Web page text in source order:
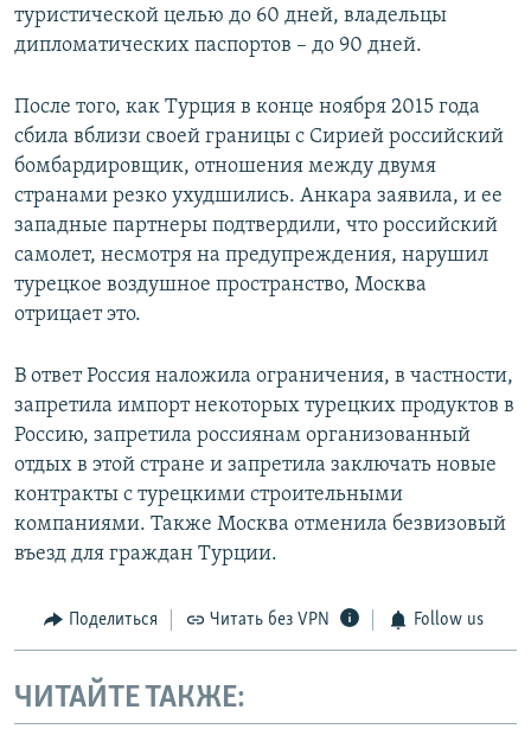
туристической целью до 60 дней, владельцы
дипломатических паспортов – до 90 дней.
После того, как Турция в конце ноября 2015 года
сбила вблизи своей границы с Сирией российский
бомбардировщик, отношения между двумя
странами резко ухудшились. Анкара заявила, и ее
западные партнеры подтвердили, что российский
самолет, несмотря на предупреждения, нарушил
турецкое воздушное пространство, Москва
отрицает это.
В ответ Россия наложила ограничения, в частности,
запретила импорт некоторых турецких продуктов в
Россию, запретила россиянам организованный
отдых в этой стране и запретила заключать новые
контракты с турецкими строительными
компаниями. Также Москва отменила безвизовый
въезд для граждан Турции.
Поделиться Читать без VPN Follow us
ЧИТАЙТЕ ТАКЖЕ: